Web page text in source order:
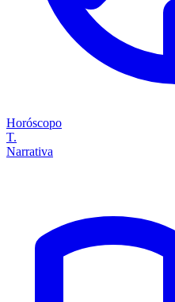
Horóscopo
T.
Narrativa